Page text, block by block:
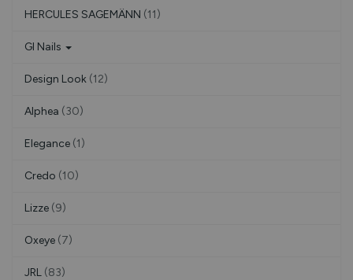
HERCULES SAGEMÄNN (11)
Gl Nails
Design Look (12)
Alphea (30)
Elegance (1)
Credo (10)
Lizze (9)
Oxeye (7)
JRL (83)